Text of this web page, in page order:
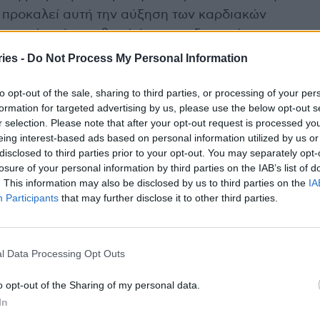
- Do Not Process My Personal Information
opt-out of the sale, sharing to third parties, or processing of your
for targeted advertising by us, please use the below opt-out
selection. Please note that after your opt-out request is processed
interest-based ads based on personal information utilized by us
to third parties prior to your opt-out. You may separately
of your personal information by third parties on the IAB’s list of
This information may also be disclosed by us to third parties on the
Participants that may further disclose it to other third parties.
Data Processing Opt Outs
opt-out of the Sharing of my personal data.
αυτή την αύξηση των καρδιακών
είναι πιθανό ένας συνδυασμός
MD, M.Sc., FAHA, κλινική εθελόντρια για
στο Mt. Sinai Hospital System στη
κίνδυνο καρδιακής προσβολής λόγω της
οι αρτηρίες μπορεί να συστέλλονται σε
ότι οι διακοπές προκαλούν πρόσθετο
πολλά πάρτι και οικογενειακές
να παραδίδονται σε αλόγιστη κατανάλωση
μπορεί να είναι ότι οι άνθρωποι αγνοούν
προσβολής ή εγκεφαλικού.